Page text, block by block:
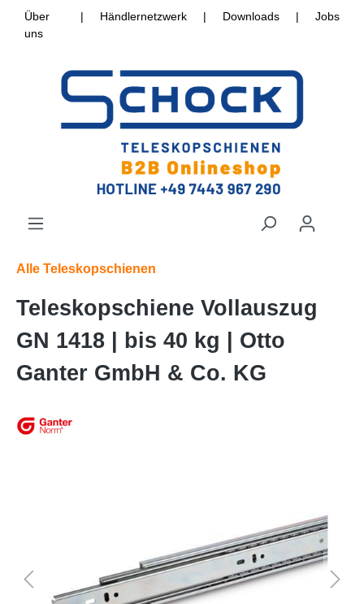
Über
uns
| Händlernetzwerk | Downloads | Jobs
Alle Teleskopschienen
Teleskopschiene Vollauszug
GN 1418 | bis 40 kg | Otto
Ganter GmbH & Co. KG